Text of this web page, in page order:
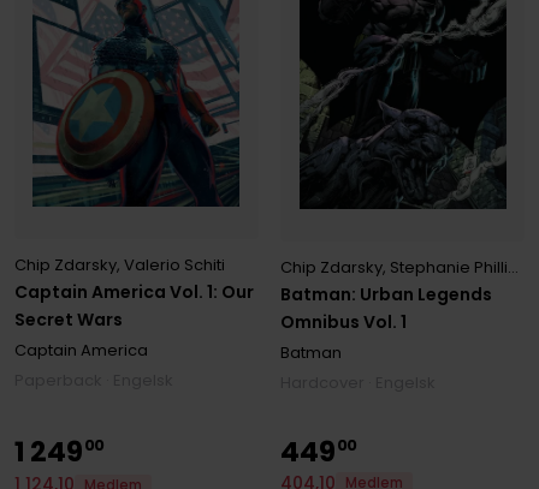
Captain America Vol. 1: Our
Secret Wars
Chip Zdarsky, Valerio Schiti
Captain America
Batman: Urban Legends
Omnibus Vol. 1
Chip Zdarsky, Stephanie Phillips
Batman
1 24900 44900
404,10
Medlem